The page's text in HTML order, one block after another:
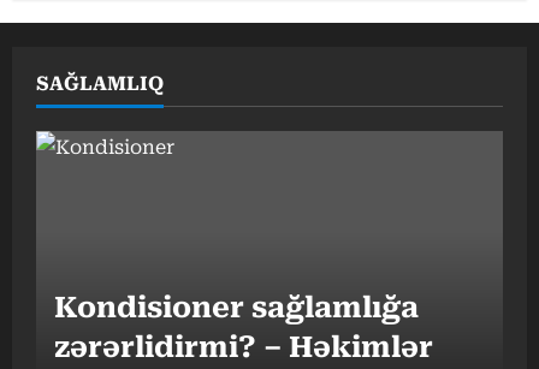
SAĞLAMLIQ
Kondisioner sağlamlığa
zərərlidirmi? – Həkimlər